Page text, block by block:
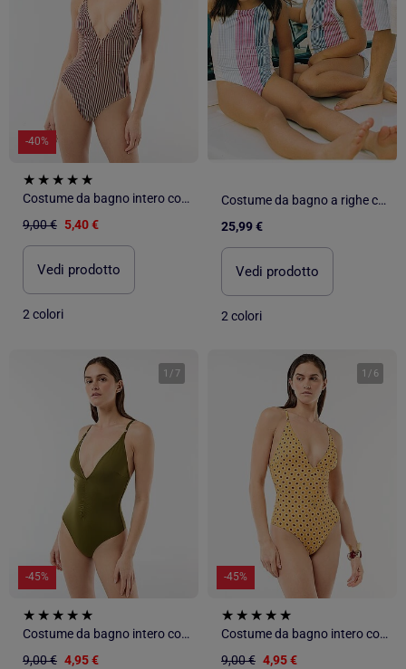
-40%
Costume da bagno intero con scollatura profonda e dettaglio gioiello
9,00 € 5,40 €
Vedi prodotto
2 colori
Costume da bagno a righe con spalline incrociate You&Me
25,99 €
Vedi prodotto
2 colori
1 / 7
-45%
Costume da bagno intero con scollatura profonda e dettaglio gioiello
9,00 € 4,95 €
1 / 6
-45%
Costume da bagno intero con scollatura profonda e dettaglio gioiello
9,00 € 4,95 €